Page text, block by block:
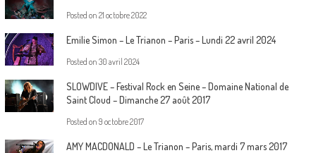
Posted on 21 octobre 2022
Emilie Simon – Le Trianon – Paris – Lundi 22 avril 2024
Posted on 30 avril 2024
SLOWDIVE – Festival Rock en Seine – Domaine National de
Saint Cloud – Dimanche 27 août 2017
Posted on 9 octobre 2017
AMY MACDONALD – Le Trianon – Paris, mardi 7 mars 2017